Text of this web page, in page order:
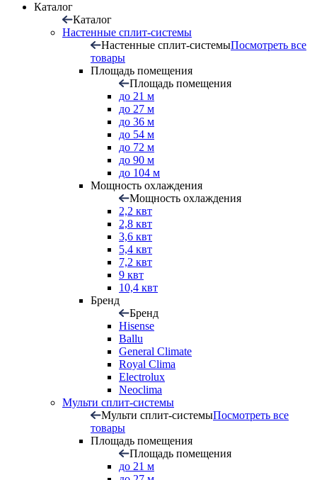
Каталог
Каталог
Настенные сплит-системы
Настенные сплит-системыПосмотреть все
товары
Площадь помещения
Площадь помещения
до 21 м
до 27 м
до 36 м
до 54 м
до 72 м
до 90 м
до 104 м
Мощность охлаждения
Мощность охлаждения
2,2 квт
2,8 квт
3,6 квт
5,4 квт
7,2 квт
9 квт
10,4 квт
Бренд
Бренд
Hisense
Ballu
General Climate
Royal Clima
Electrolux
Neoclima
Мульти сплит-системы
Мульти сплит-системыПосмотреть все
товары
Площадь помещения
Площадь помещения
до 21 м